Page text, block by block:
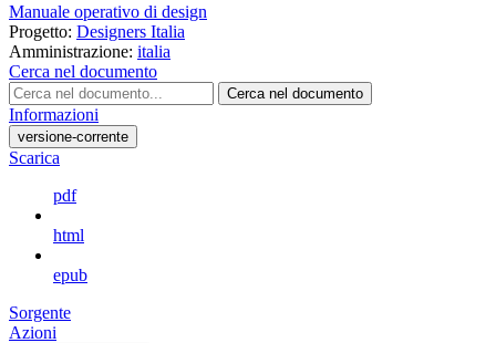
Manuale operativo di design
Progetto: Designers Italia
Amministrazione: italia
Cerca nel documento
Cerca nel documento
Informazioni
versione-corrente
Scarica
pdf
html
epub
Sorgente
Azioni